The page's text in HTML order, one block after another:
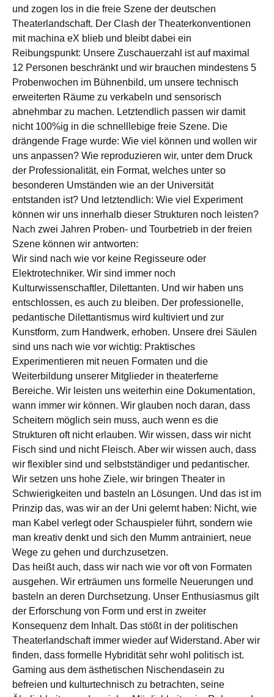
und zogen los in die freie Szene der deutschen
Theaterlandschaft. Der Clash der Theaterkonventionen
mit machina eX blieb und bleibt dabei ein
Reibungspunkt: Unsere Zuschauerzahl ist auf maximal
12 Personen beschränkt und wir brauchen mindestens 5
Probenwochen im Bühnenbild, um unsere technisch
erweiterten Räume zu verkabeln und sensorisch
abnehmbar zu machen. Letztendlich passen wir damit
nicht 100%ig in die schnelllebige freie Szene. Die
drängende Frage wurde: Wie viel können und wollen wir
uns anpassen? Wie reproduzieren wir, unter dem Druck
der Professionalität, ein Format, welches unter so
besonderen Umständen wie an der Universität
entstanden ist? Und letztendlich: Wie viel Experiment
können wir uns innerhalb dieser Strukturen noch leisten?
Nach zwei Jahren Proben- und Tourbetrieb in der freien
Szene können wir antworten:
Wir sind nach wie vor keine Regisseure oder
Elektrotechniker. Wir sind immer noch
Kulturwissenschaftler, Dilettanten. Und wir haben uns
entschlossen, es auch zu bleiben. Der professionelle,
pedantische Dilettantismus wird kultiviert und zur
Kunstform, zum Handwerk, erhoben. Unsere drei Säulen
sind uns nach wie vor wichtig: Praktisches
Experimentieren mit neuen Formaten und die
Weiterbildung unserer Mitglieder in theaterferne
Bereiche. Wir leisten uns weiterhin eine Dokumentation,
wann immer wir können. Wir glauben noch daran, dass
Scheitern möglich sein muss, auch wenn es die
Strukturen oft nicht erlauben. Wir wissen, dass wir nicht
Fisch sind und nicht Fleisch. Aber wir wissen auch, dass
wir flexibler sind und selbstständiger und pedantischer.
Wir setzen uns hohe Ziele, wir bringen Theater in
Schwierigkeiten und basteln an Lösungen. Und das ist im
Prinzip das, was wir an der Uni gelernt haben: Nicht, wie
man Kabel verlegt oder Schauspieler führt, sondern wie
man kreativ denkt und sich den Mumm antrainiert, neue
Wege zu gehen und durchzusetzen.
Das heißt auch, dass wir nach wie vor oft von Formaten
ausgehen. Wir erträumen uns formelle Neuerungen und
basteln an deren Durchsetzung. Unser Enthusiasmus gilt
der Erforschung von Form und erst in zweiter
Konsequenz dem Inhalt. Das stößt in der politischen
Theaterlandschaft immer wieder auf Widerstand. Aber wir
finden, dass formelle Hybridität sehr wohl politisch ist.
Gaming aus dem ästhetischen Nischendasein zu
befreien und kulturtechnisch zu betrachten, seine